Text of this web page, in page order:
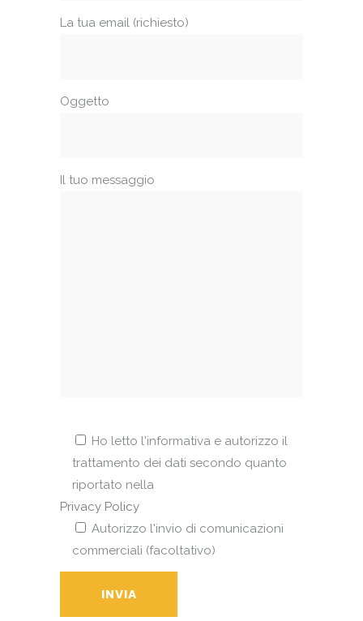
La tua email (richiesto)
Oggetto
Il tuo messaggio
Ho letto l'informativa e autorizzo il
trattamento dei dati secondo quanto
riportato nella
Privacy Policy
Autorizzo l'invio di comunicazioni
commerciali (facoltativo)